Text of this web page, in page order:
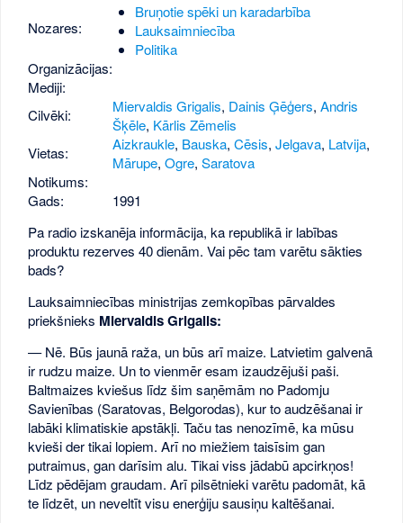
Nozares:
Bruņotie spēki un karadarbība
Lauksaimniecība
Politika
Organizācijas:
Mediji:
Cilvēki:
Miervaldis Grigalis, Dainis Ģēģers,Andris
Šķēle, Kārlis Zēmelis
Vietas:
Aizkraukle, Bauska,Cēsis,Jelgava, Latvija,
Mārupe,Ogre,Saratova
Notikums:
Gads:
1991
Pa radio izskanēja informācija, ka republikā ir labības
produktu rezerves 40 dienām. Vai pēc tam varētu sākties
bads?
Lauksaimniecības ministrijas zemkopības pārvaldes
priekšnieks Miervaldis Grigalis:
— Nē. Būs jaunā raža, un būs arī maize. Latvietim galvenā
ir rudzu maize. Un to vienmēr esam izaudzējuši paši.
Baltmaizes kviešus līdz šim saņēmām no Padomju
Savienības (Saratovas, Belgorodas), kur to audzēšanai ir
labāki klimatiskie apstākļi. Taču tas nenozīmē, ka mūsu
kvieši der tikai lopiem. Arī no miežiem taisīsim gan
putraimus, gan darīsim alu. Tikai viss jādabū apcirkņos!
Līdz pēdējam graudam. Arī pilsētnieki varētu padomāt, kā
te līdzēt, un neveltīt visu enerģiju sausiņu kaltēšanai.